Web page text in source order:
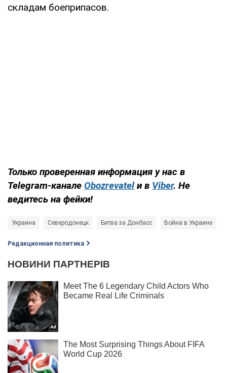
складам боеприпасов.
Только проверенная информация у нас в
Telegram-канале Obozrevatel и в Viber. Не
ведитесь на фейки!
Украина Северодонецк Битва за Донбасс Война в Украине
Редакционная политика